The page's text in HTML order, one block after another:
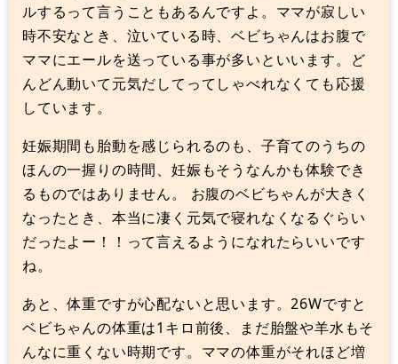
ルするって言うこともあるんですよ。ママが寂しい
時不安なとき、泣いている時、ベビちゃんはお腹で
ママにエールを送っている事が多いといいます。ど
んどん動いて元気だしてってしゃべれなくても応援
しています。
妊娠期間も胎動を感じられるのも、子育てのうちの
ほんの一握りの時間、妊娠もそうなんかも体験でき
るものではありません。 お腹のベビちゃんが大きく
なったとき、本当に凄く元気で寝れなくなるぐらい
だったよー！！って言えるようになれたらいいです
ね。
あと、体重ですが心配ないと思います。26Wですと
ベビちゃんの体重は1キロ前後、まだ胎盤や羊水もそ
んなに重くない時期です。ママの体重がそれほど増